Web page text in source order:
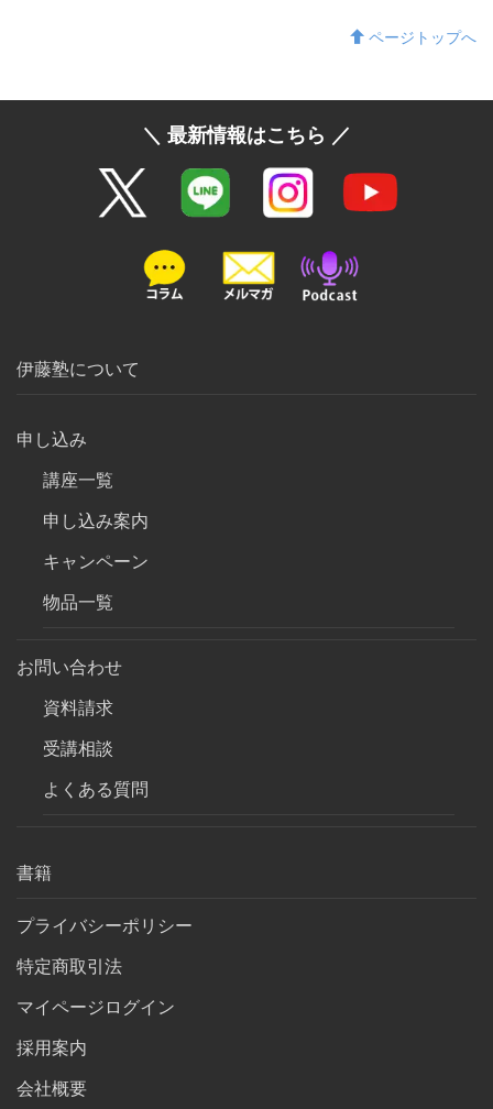
ページトップへ
＼ 最新情報はこちら ／
伊藤塾について
申し込み
講座一覧
申し込み案内
キャンペーン
物品一覧
お問い合わせ
資料請求
受講相談
よくある質問
書籍
プライバシーポリシー
特定商取引法
マイページログイン
採用案内
会社概要